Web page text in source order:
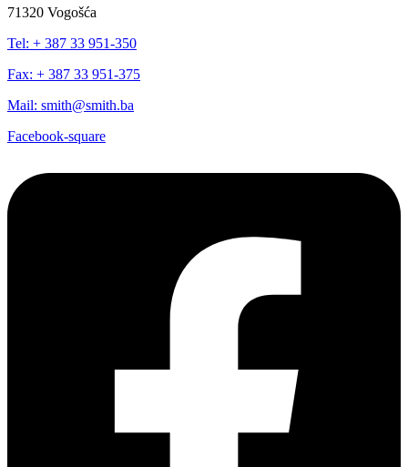
71320 Vogošća
Tel: + 387 33 951-350
Fax: + 387 33 951-375
Mail: smith@smith.ba
Facebook-square